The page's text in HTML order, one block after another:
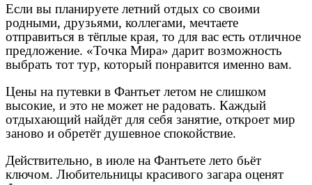
Если вы планируете летний отдых со своими
родными, друзьями, коллегами, мечтаете
отправиться в тёплые края, то для вас есть отличное
предложение. «Точка Мира» дарит возможность
выбрать тот тур, который понравится именно вам.
Цены на путевки в Фантьет летом не слишком
высокие, и это не может не радовать. Каждый
отдыхающий найдёт для себя занятие, откроет мир
заново и обретёт душевное спокойствие.
Действительно, в июле на Фантьете лето бьёт
ключом. Любительницы красивого загара оценят